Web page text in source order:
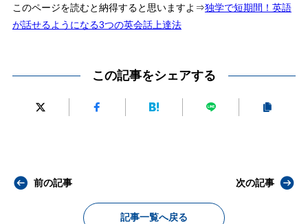
このページを読むと納得すると思いますよ⇒独学で短期間！英語
が話せるようになる3つの英会話上達法
この記事をシェアする
前の記事
記事一覧へ戻る
次の記事